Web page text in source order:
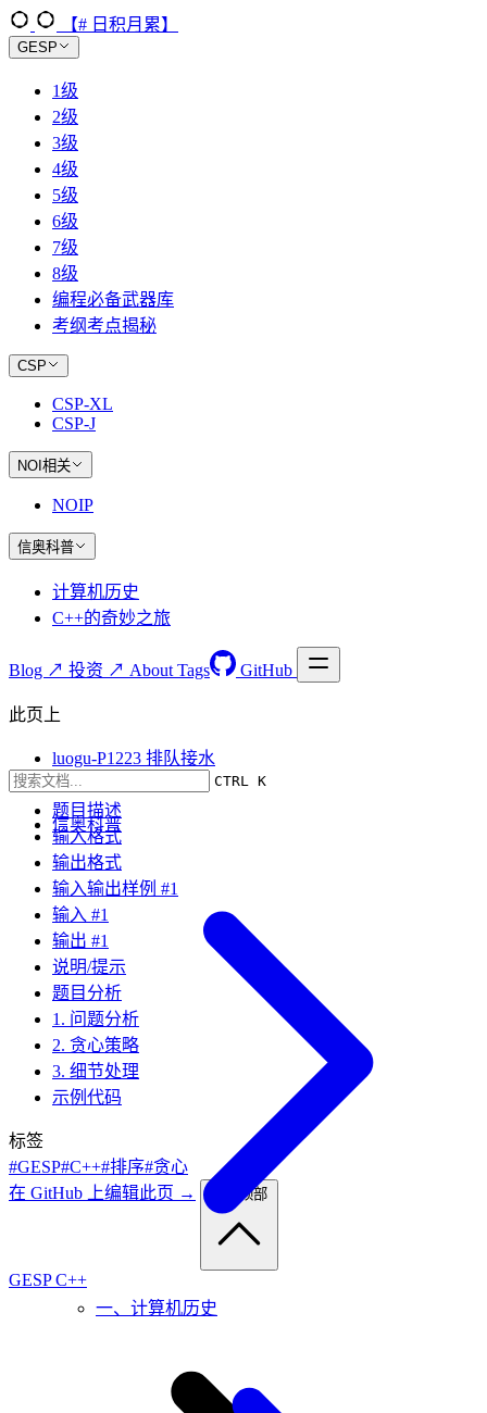
【# 日积月累】
GESP
1级
2级
3级
4级
5级
6级
7级
8级
编程必备武器库
考纲考点揭秘
CSP
CSP-XL
CSP-J
NOI相关
NOIP
信奥科普
计算机历史
C++的奇妙之旅
Blog ↗ 投资 ↗ About Tags GitHub
CTRL K
信奥科普
一、计算机历史
此页上
luogu-P1223 排队接水
题目要求
题目描述
输入格式
输出格式
输入输出样例 #1
输入 #1
输出 #1
说明/提示
题目分析
1. 问题分析
2. 贪心策略
3. 细节处理
示例代码
标签
#GESP#C++#排序#贪心
在 GitHub 上编辑此页 →
返回顶部
GESP C++